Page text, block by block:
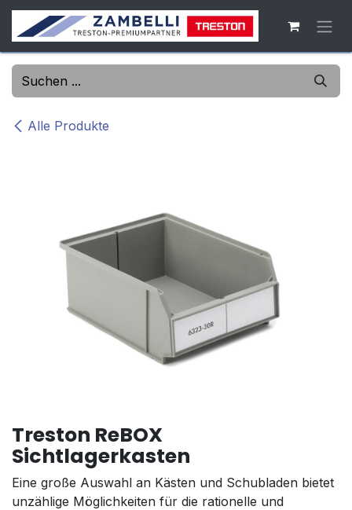
Zum Inhalt springen
Alle Produkte
Treston ReBOX
Sichtlagerkasten
Eine große Auswahl an Kästen und Schubladen bietet
unzählige Möglichkeiten für die rationelle und